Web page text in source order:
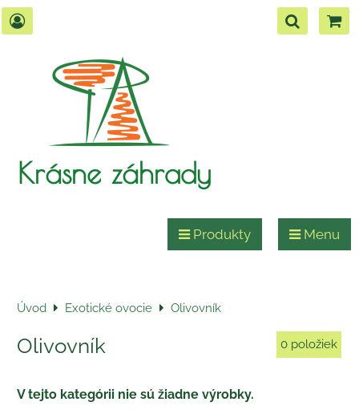
Krásne záhrady
Produkty Menu
Úvod Exotické ovocie Olivovník
Olivovník 0 položiek